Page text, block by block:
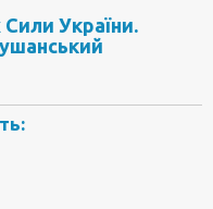
України.